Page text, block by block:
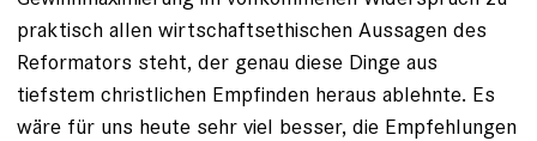
praktisch allen wirtschaftsethischen Aussagen des
Reformators steht, der genau diese Dinge aus
tiefstem christlichen Empfinden heraus ablehnte. Es
wäre für uns heute sehr viel besser, die Empfehlungen